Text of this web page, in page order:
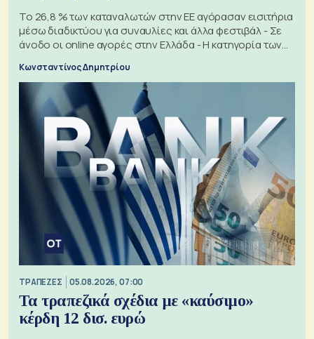
Το 26,8 % των καταναλωτών στην ΕΕ αγόρασαν εισιτήρια
μέσω διαδικτύου για συναυλίες και άλλα φεστιβάλ - Σε
άνοδο οι online αγορές στην Ελλάδα - Η κατηγορία των
Κωνσταντίνος Δημητρίου
ΤΡΑΠΕΖΕΣ 05.08.2026, 07:00
Τα τραπεζικά σχέδια με «καύσιμο»
κέρδη 12 δισ. ευρώ